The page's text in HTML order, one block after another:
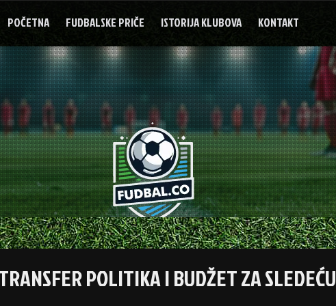
POČETNA FUDBALSKE PRIČE ISTORIJA KLUBOVA KONTAKT
POLITIKA I BUDŽET ZA SLEDEĆU